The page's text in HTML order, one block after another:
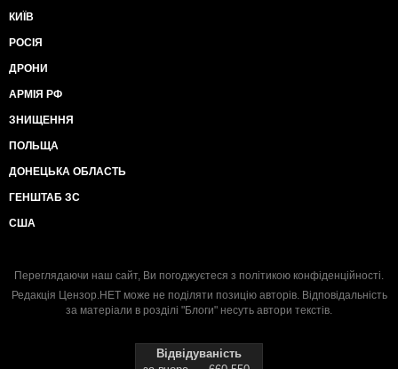
КИЇВ
РОСІЯ
ДРОНИ
АРМІЯ РФ
ЗНИЩЕННЯ
ПОЛЬЩА
ДОНЕЦЬКА ОБЛАСТЬ
ГЕНШТАБ ЗС
США
Переглядаючи наш сайт, Ви погоджуєтеся з політикою конфіденційності.
Редакція Цензор.НЕТ може не поділяти позицію авторів. Відповідальність
за матеріали в розділі "Блоги" несуть автори текстів.
Відвідуваність